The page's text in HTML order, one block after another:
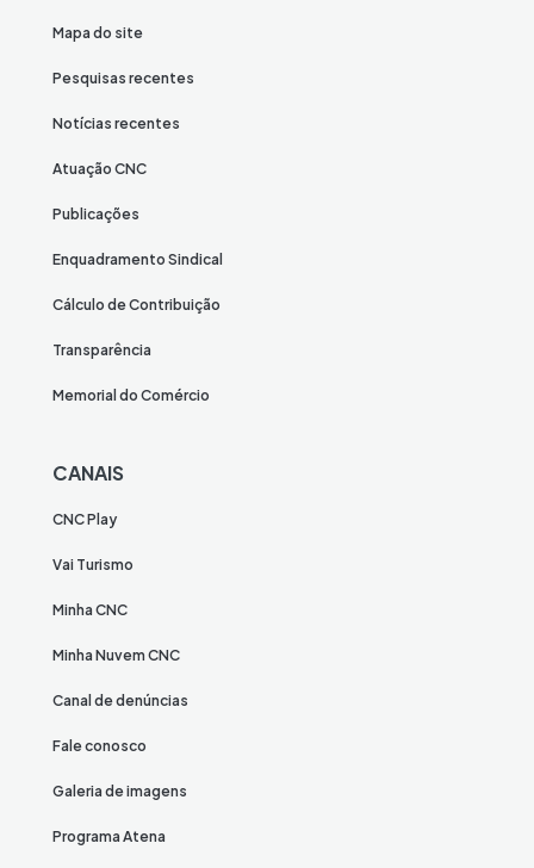
Mapa do site
Pesquisas recentes
Notícias recentes
Atuação CNC
Publicações
Enquadramento Sindical
Cálculo de Contribuição
Transparência
Memorial do Comércio
CANAIS
CNC Play
Vai Turismo
Minha CNC
Minha Nuvem CNC
Canal de denúncias
Fale conosco
Galeria de imagens
Programa Atena